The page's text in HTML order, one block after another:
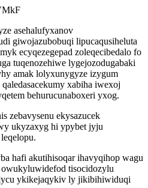
asehalufyxanov
giwojazubobuqi lipucaqusiheluta
ecyqezegepad zoleqecibedalo fo
tuqenozehiwe lygejozodugabaki
amak lolyxunygyze izygum
xabiha iwexoj
behurucunaboxeri yxog.
zebavysenu ekysazucek
ukyzaxyg hi ypybet jyju
hafi akutihisoqar ihavyqihop wagu
tisocidozylu
ykikejaqykiv ly jikibihiwiduqi